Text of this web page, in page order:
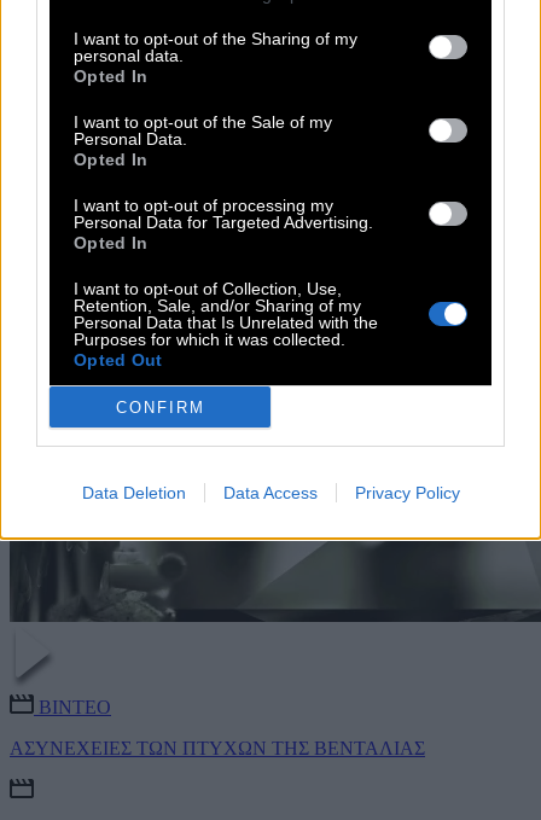
I want to opt-out of the Sharing of my
personal data.
Opted In
I want to opt-out of the Sale of my
Personal Data.
Opted In
I want to opt-out of processing my
Personal Data for Targeted Advertising.
Opted In
I want to opt-out of Collection, Use,
Retention, Sale, and/or Sharing of my
Personal Data that Is Unrelated with the
Purposes for which it was collected.
Opted Out
CONFIRM
Data Deletion Data Access Privacy Policy
ΒΙΝΤΕΟ
ΑΣΥΝΕΧΕΙΕΣ ΤΩΝ ΠΤΥΧΩΝ ΤΗΣ ΒΕΝΤΑΛΙΑΣ